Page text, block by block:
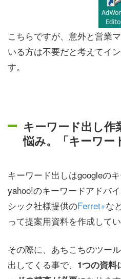
こちらですが、意外と営業
いる方は不要だと考えてイ
す。
キーワード出し作
悩み。「キーワー
キーワード出しはgoogleの
yahoo!のキーワードアドバ
シック社様提供のFerret+な
って提案用資料を作成して
その際に、あちこちのツー
出してくる事で、 1つの資料